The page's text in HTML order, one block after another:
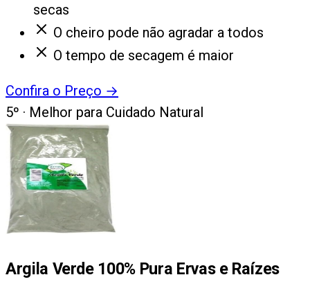
secas
O cheiro pode não agradar a todos
O tempo de secagem é maior
Confira o Preço →
5º · Melhor para Cuidado Natural
Argila Verde 100% Pura Ervas e Raízes